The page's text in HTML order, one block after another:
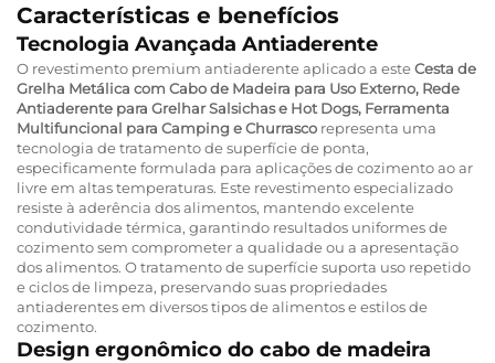
Características e benefícios
Tecnologia Avançada Antiaderente
O revestimento premium antiaderente aplicado a esteCesta de
Grelha Metálica com Cabo de Madeira para Uso Externo, Rede
Antiaderente para Grelhar Salsichas e Hot Dogs, Ferramenta
Multifuncional para Camping e Churrasco representa uma
tecnologia de tratamento de superfície de ponta,
especificamente formulada para aplicações de cozimento ao ar
livre em altas temperaturas. Este revestimento especializado
resiste à aderência dos alimentos, mantendo excelente
condutividade térmica, garantindo resultados uniformes de
cozimento sem comprometer a qualidade ou a apresentação
dos alimentos. O tratamento de superfície suporta uso repetido
e ciclos de limpeza, preservando suas propriedades
antiaderentes em diversos tipos de alimentos e estilos de
cozimento.
Design ergonômico do cabo de madeira